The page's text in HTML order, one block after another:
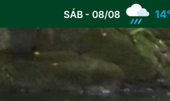
SÁB - 08/08 14°